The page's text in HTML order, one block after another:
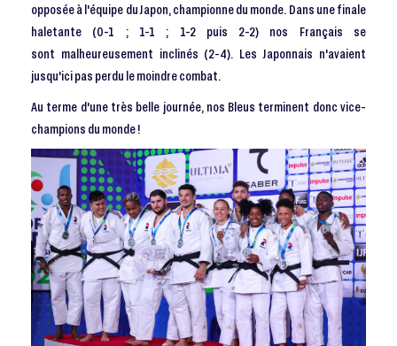
opposée à l'équipe du Japon, championne du monde. Dans une finale
haletante (0-1 ; 1-1 ; 1-2 puis 2-2) nos Français se
sont malheureusement inclinés (2-4). Les Japonnais n'avaient
jusqu'ici pas perdu le moindre combat.
Au terme d'une très belle journée, nos Bleus terminent donc vice-
champions du monde !